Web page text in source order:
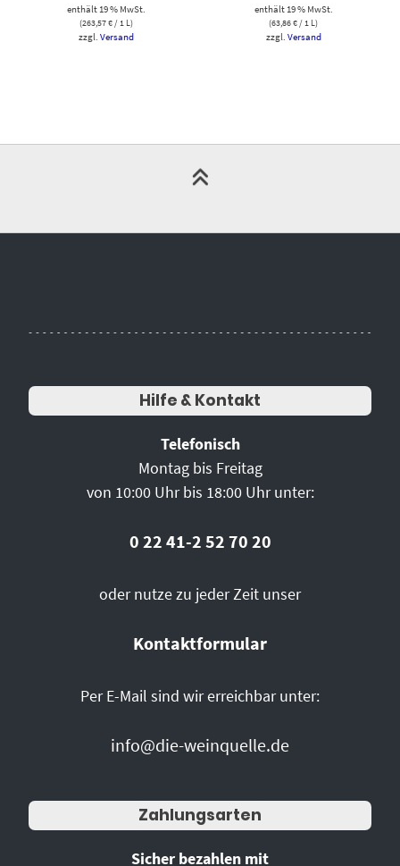
enthält 19 % MwSt.
(263,57€/ 1 L)
zzgl.Versand
enthält 19 % MwSt.
(63,86€/ 1 L)
zzgl. Versand
Hilfe & Kontakt
Telefonisch
Montag bis Freitag
von 10:00 Uhr bis 18:00 Uhr unter:
0 22 41-2 52 70 20
oder nutze zu jeder Zeit unser
Kontaktformular
Per E-Mail sind wir erreichbar unter:
info@die-weinquelle.de
Zahlungsarten
Sicher bezahlen mit